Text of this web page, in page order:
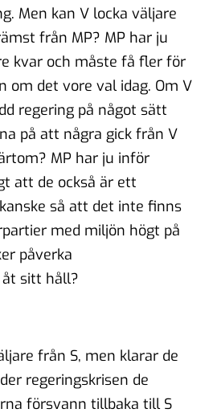
Men kan V locka väljare
från MP? MP har ju
kvar och måste få fler för
om det vore val idag. Om V
regering på något sätt
på att några gick från V
MP har ju inför
att de också är ett
så att det inte finns
med miljön högt på
påverka
åt sitt håll?
från S, men klarar de
regeringskrisen de
försvann tillbaka till S